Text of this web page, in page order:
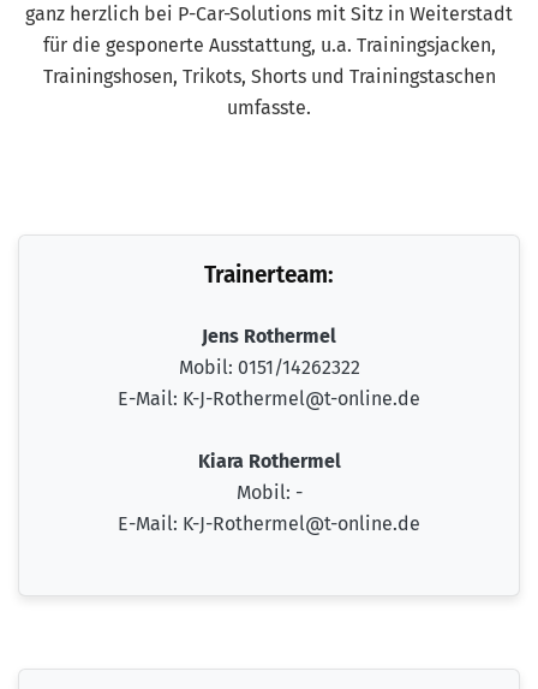
ganz herzlich bei P-Car-Solutions mit Sitz in Weiterstadt
für die gesponerte Ausstattung, u.a. Trainingsjacken,
Trainingshosen, Trikots, Shorts und Trainingstaschen
umfasste.
Trainerteam:
Jens Rothermel
Mobil: 0151/14262322
E-Mail: K-J-Rothermel@t-online.de
Kiara Rothermel
Mobil: -
E-Mail: K-J-Rothermel@t-online.de